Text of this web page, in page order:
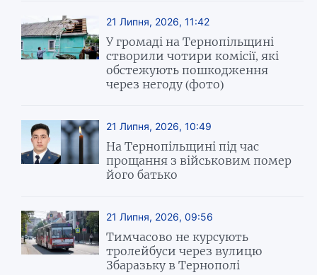
21 Липня, 2026, 11:42
У громаді на Тернопільщині
створили чотири комісії, які
обстежують пошкодження
через негоду (фото)
21 Липня, 2026, 10:49
На Тернопільщині під час
прощання з військовим помер
його батько
21 Липня, 2026, 09:56
Тимчасово не курсують
тролейбуси через вулицю
Збаразьку в Тернополі